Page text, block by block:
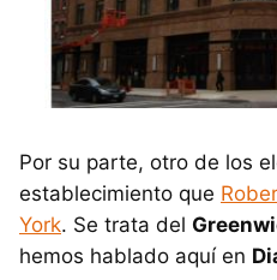
Por su parte, otro de los
establecimiento que
York. Se trata del
hemos hablado aquí en